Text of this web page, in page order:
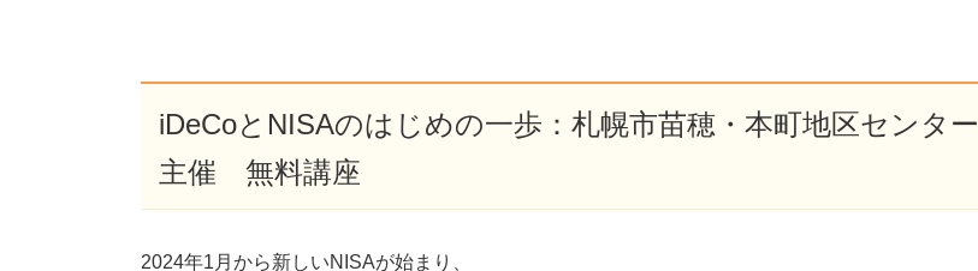
iDeCoとNISAのはじめの一歩：札幌市苗穂・本町地区センター
主催 無料講座
2024年1月から新しいNISAが始まり、